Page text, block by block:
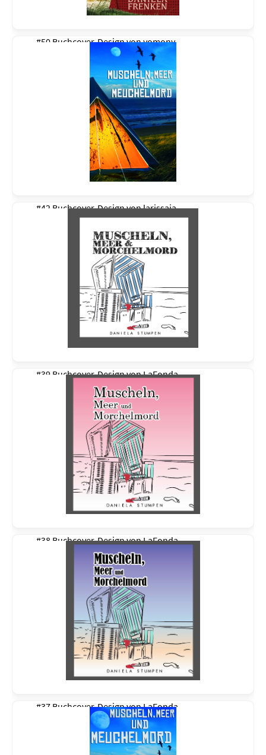
#50 Buchcover-Design vonyomony
#42 Buchcover-Design vonlarissaja
#39 Buchcover-Design vonLaFonda
#38 Buchcover-Design vonLaFonda
#37 Buchcover-Design vonLaFonda